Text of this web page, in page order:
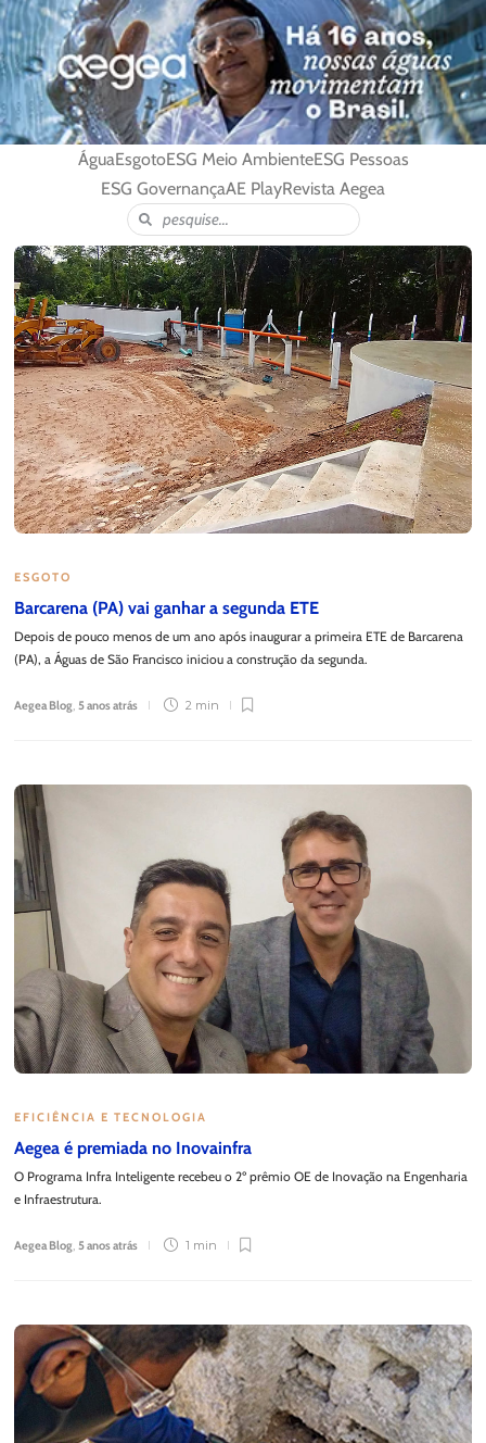
ÁguaEsgotoESG Meio AmbienteESG Pessoas
ESG GovernançaAE PlayRevista Aegea
ESGOTO
Barcarena (PA) vai ganhar a segunda ETE
Depois de pouco menos de um ano após inaugurar a primeira ETE de Barcarena
(PA), a Águas de São Francisco iniciou a construção da segunda.
Aegea Blog,5 anos atrás 2 min
EFICIÊNCIA E TECNOLOGIA
Aegea é premiada no Inovainfra
O Programa Infra Inteligente recebeu o 2º prêmio OE de Inovação na Engenharia
e Infraestrutura.
Aegea Blog 5 anos atrás 1 min